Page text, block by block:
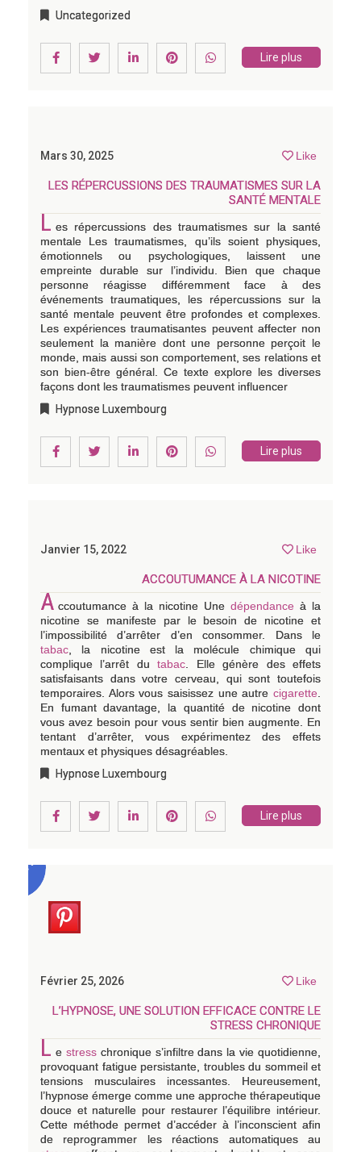
Uncategorized
Lire plus
Mars 30, 2025 Like
LES RÉPERCUSSIONS DES TRAUMATISMES SUR LA
SANTÉ MENTALE
L es répercussions des traumatismes sur la santé
mentale Les traumatismes, qu’ils soient physiques,
émotionnels ou psychologiques, laissent une
empreinte durable sur l’individu. Bien que chaque
personne réagisse différemment face à des
événements traumatiques, les répercussions sur la
santé mentale peuvent être profondes et complexes.
Les expériences traumatisantes peuvent affecter non
seulement la manière dont une personne perçoit le
monde, mais aussi son comportement, ses relations et
son bien-être général. Ce texte explore les diverses
façons dont les traumatismes peuvent influencer
Hypnose Luxembourg
Lire plus
Janvier 15, 2022 Like
ACCOUTUMANCE À LA NICOTINE
A ccoutumance à la nicotine Une dépendance à la
nicotine se manifeste par le besoin de nicotine et
l’impossibilité d’arrêter d’en consommer. Dans le
tabac , la nicotine est la molécule chimique qui
complique l’arrêt dutabac . Elle génère des effets
satisfaisants dans votre cerveau, qui sont toutefois
temporaires. Alors vous saisissez une autre cigarette
En fumant davantage, la quantité de nicotine dont
vous avez besoin pour vous sentir bien augmente. En
tentant d’arrêter, vous expérimentez des effets
mentaux et physiques désagréables.
Hypnose Luxembourg
Lire plus
Février 25, 2026 Like
L’HYPNOSE, UNE SOLUTION EFFICACE CONTRE LE
STRESS CHRONIQUE
L e stresschronique s’infiltre dans la vie quotidienne,
provoquant fatigue persistante, troubles du sommeil et
tensions musculaires incessantes. Heureusement,
l’hypnose émerge comme une approche thérapeutique
douce et naturelle pour restaurer l’équilibre intérieur.
Cette méthode permet d’accéder à l’inconscient afin
de reprogrammer les réactions automatiques au